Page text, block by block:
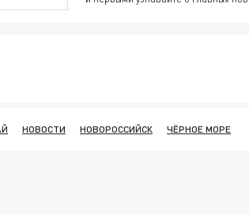
НОВОСТИ НОВОРОССИЙСК ЧЁРНОЕ МОРЕ